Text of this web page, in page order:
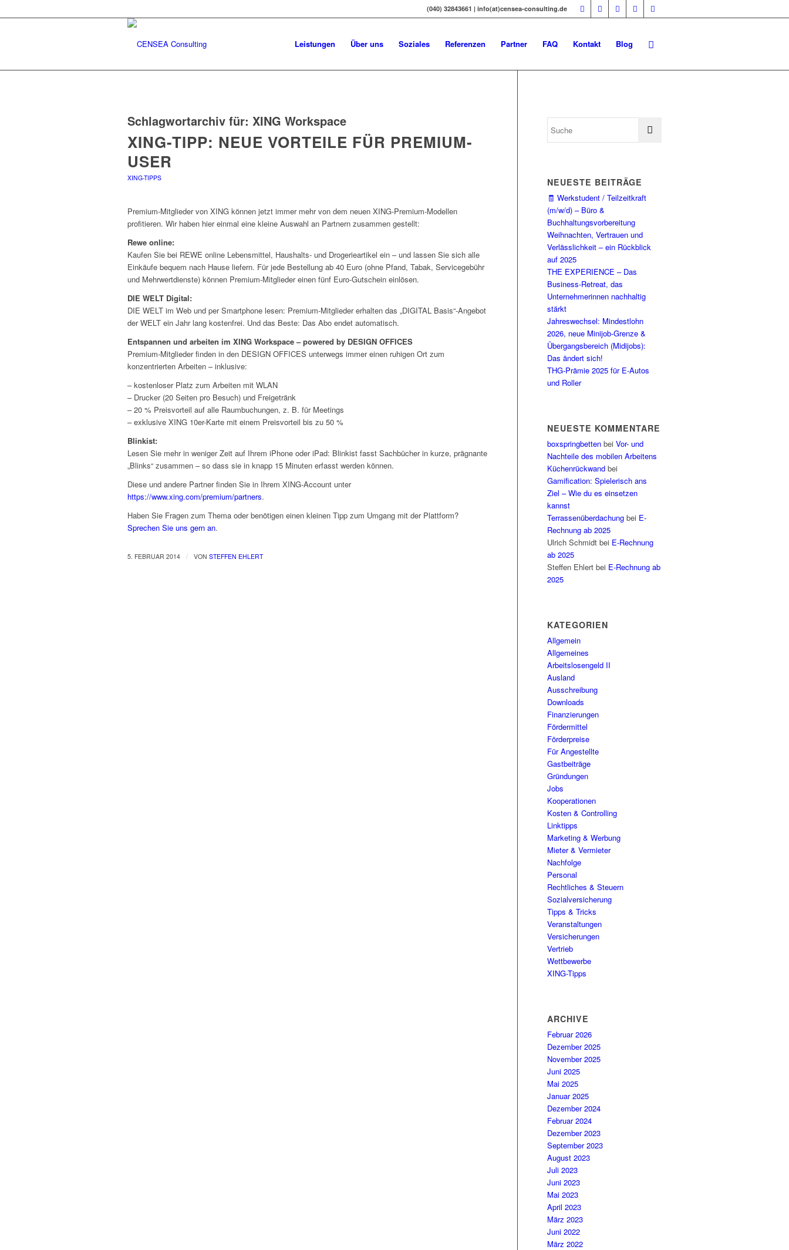
(040) 32843661 | info(at)censea-consulting.de
Leistungen Über uns Soziales Referenzen Partner FAQ Kontakt Blog
Schlagwortarchiv für: XING Workspace
XING-TIPP: NEUE VORTEILE FÜR PREMIUM-
USER
XING-TIPPS
Premium-Mitglieder von XING können jetzt immer mehr von dem neuen XING-Premium-Modellen
profitieren. Wir haben hier einmal eine kleine Auswahl an Partnern zusammen gestellt:
Rewe online:
Kaufen Sie bei REWE online Lebensmittel, Haushalts- und Drogerieartikel ein – und lassen Sie sich alle
Einkäufe bequem nach Hause liefern. Für jede Bestellung ab 40 Euro (ohne Pfand, Tabak, Servicegebühr
und Mehrwertdienste) können Premium-Mitglieder einen fünf Euro-Gutschein einlösen.
DIE WELT Digital:
DIE WELT im Web und per Smartphone lesen: Premium-Mitglieder erhalten das „DIGITAL Basis“-Angebot
der WELT ein Jahr lang kostenfrei. Und das Beste: Das Abo endet automatisch.
Entspannen und arbeiten im XING Workspace –powered by DESIGN OFFICES
Premium-Mitglieder finden in den DESIGN OFFICES unterwegs immer einen ruhigen Ort zum
konzentrierten Arbeiten – inklusive:
– kostenloser Platz zum Arbeiten mit WLAN
– Drucker (20 Seiten pro Besuch) und Freigetränk
– 20 % Preisvorteil auf alle Raumbuchungen, z. B. für Meetings
– exklusive XING 10er-Karte mit einem Preisvorteil bis zu 50 %
Blinkist:
Lesen Sie mehr in weniger Zeit auf Ihrem iPhone oder iPad: Blinkist fasst Sachbücher in kurze, prägnante
„Blinks“ zusammen – so dass sie in knapp 15 Minuten erfasst werden können.
Diese und andere Partner finden Sie in Ihrem XING-Account unter
https://www.xing.com/premium/partners.
Haben Sie Fragen zum Thema oder benötigen einen kleinen Tipp zum Umgang mit der Plattform?
Sprechen Sie uns gern an.
5. FEBRUAR 2014 / VON STEFFEN EHLERT
NEUESTE BEITRÄGE
🧾 Werkstudent / Teilzeitkraft
(m/w/d) – Büro &
Buchhaltungsvorbereitung
Weihnachten, Vertrauen und
Verlässlichkeit – ein Rückblick
auf 2025
THE EXPERIENCE – Das
Business-Retreat, das
Unternehmerinnen nachhaltig
stärkt
Jahreswechsel: Mindestlohn
2026, neue Minijob-Grenze &
Übergangsbereich (Midijobs):
Das ändert sich!
THG-Prämie 2025 für E-Autos
und Roller
NEUESTE KOMMENTARE
boxspringbetten beiVor- und
Nachteile des mobilen Arbeitens
Küchenrückwand bei
Gamification: Spielerisch ans
Ziel – Wie du es einsetzen
kannst
Terrassenüberdachung bei E-
Rechnung ab 2025
Ulrich Schmidt bei E-Rechnung
ab 2025
Steffen Ehlert bei E-Rechnung ab
2025
KATEGORIEN
Allgemein
Allgemeines
Arbeitslosengeld II
Ausland
Ausschreibung
Downloads
Finanzierungen
Fördermittel
Förderpreise
Für Angestellte
Gastbeiträge
Gründungen
Jobs
Kooperationen
Kosten & Controlling
Linktipps
Marketing & Werbung
Mieter & Vermieter
Nachfolge
Personal
Rechtliches & Steuern
Sozialversicherung
Tipps & Tricks
Veranstaltungen
Versicherungen
Vertrieb
Wettbewerbe
XING-Tipps
ARCHIVE
Februar 2026
Dezember 2025
November 2025
Juni 2025
Mai 2025
Januar 2025
Dezember 2024
Februar 2024
Dezember 2023
September 2023
August 2023
Juli 2023
Juni 2023
Mai 2023
April 2023
März 2023
Juni 2022
März 2022